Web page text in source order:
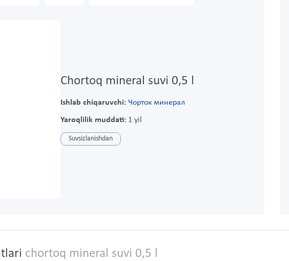
Chortoq mineral suvi 0,5 l
Ishlab chiqaruvchi: Чорток минерал
Yaroqlilik muddati:1 yil
Suvsizlanishdan
chortoq mineral suvi 0,5 l